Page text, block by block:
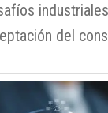
del